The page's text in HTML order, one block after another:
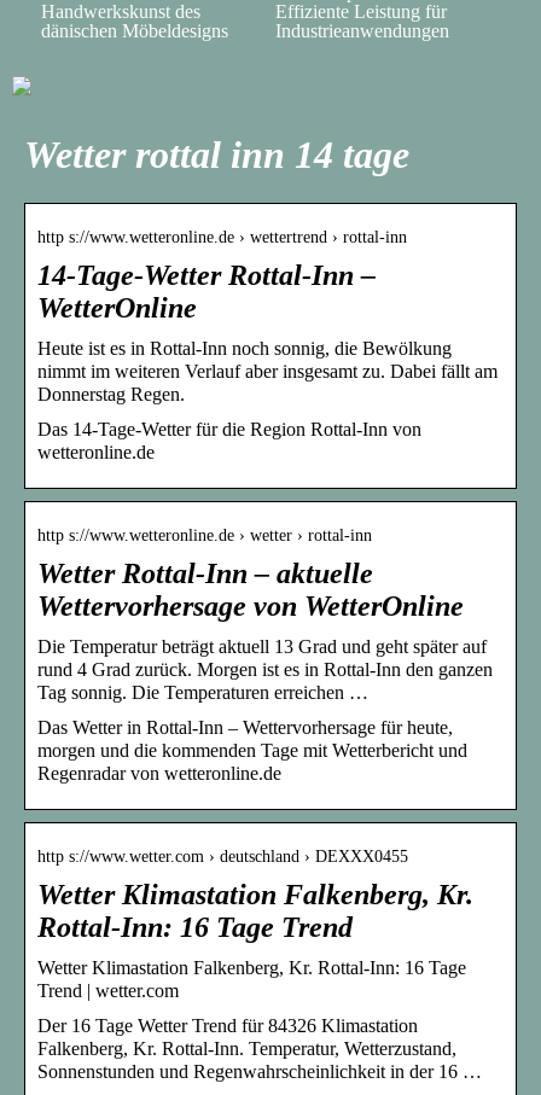
Handwerkskunst des
dänischen Möbeldesigns
Effiziente Leistung für
Industrieanwendungen
Wetter rottal inn 14 tage
http s://www.wetteronline.de › wettertrend › rottal-inn
14-Tage-Wetter Rottal-Inn –
WetterOnline
Heute ist es in Rottal-Inn noch sonnig, die Bewölkung
nimmt im weiteren Verlauf aber insgesamt zu. Dabei fällt am
Donnerstag Regen.
Das 14-Tage-Wetter für die Region Rottal-Inn von
wetteronline.de
http s://www.wetteronline.de › wetter › rottal-inn
Wetter Rottal-Inn – aktuelle
Wettervorhersage von WetterOnline
Die Temperatur beträgt aktuell 13 Grad und geht später auf
rund 4 Grad zurück. Morgen ist es in Rottal-Inn den ganzen
Tag sonnig. Die Temperaturen erreichen …
Das Wetter in Rottal-Inn – Wettervorhersage für heute,
morgen und die kommenden Tage mit Wetterbericht und
Regenradar von wetteronline.de
http s://www.wetter.com › deutschland › DEXXX0455
Wetter Klimastation Falkenberg, Kr.
Rottal-Inn: 16 Tage Trend
Wetter Klimastation Falkenberg, Kr. Rottal-Inn: 16 Tage
Trend | wetter.com
Der 16 Tage Wetter Trend für 84326 Klimastation
Falkenberg, Kr. Rottal-Inn. Temperatur, Wetterzustand,
Sonnenstunden und Regenwahrscheinlichkeit in der 16 …